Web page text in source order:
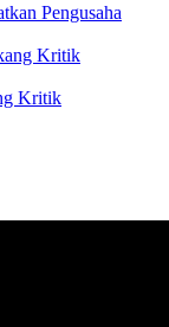
Pengusaha
Kritik